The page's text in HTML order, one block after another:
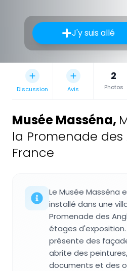
J'y suis allé
Discussion Avis
2
Photos
Musée Masséna,
la Promenade des
France
Le Musée Masséna
installé dans une
Promenade des
étages
présente des
abrite des
documents et des